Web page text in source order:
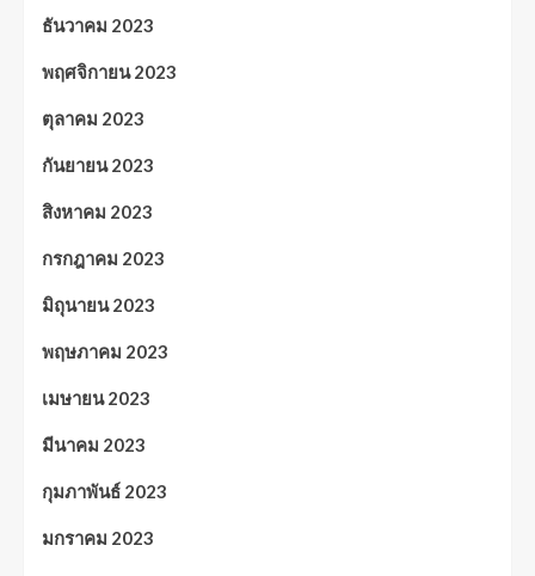
ธันวาคม 2023
พฤศจิกายน 2023
ตุลาคม 2023
กันยายน 2023
สิงหาคม 2023
กรกฎาคม 2023
มิถุนายน 2023
พฤษภาคม 2023
เมษายน 2023
มีนาคม 2023
กุมภาพันธ์ 2023
มกราคม 2023